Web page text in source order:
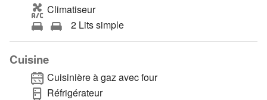
Climatiseur
2 Lits simple
Cuisine
Cuisinière à gaz avec four
Réfrigérateur